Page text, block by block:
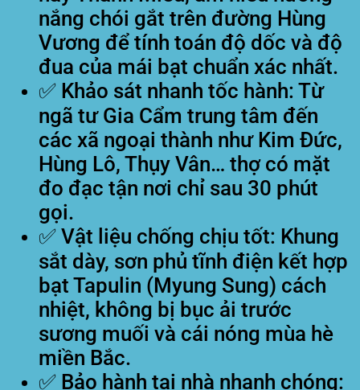
nắng chói gắt trên đường Hùng
Vương để tính toán độ dốc và độ
đua của mái bạt chuẩn xác nhất.
✅ Khảo sát nhanh tốc hành: Từ
ngã tư Gia Cẩm trung tâm đến
các xã ngoại thành như Kim Đức,
Hùng Lô, Thụy Vân… thợ có mặt
đo đạc tận nơi chỉ sau 30 phút
gọi.
✅ Vật liệu chống chịu tốt: Khung
sắt dày, sơn phủ tĩnh điện kết hợp
bạt Tapulin (Myung Sung) cách
nhiệt, không bị bục ải trước
sương muối và cái nóng mùa hè
miền Bắc.
✅ Bảo hành tại nhà nhanh chóng: